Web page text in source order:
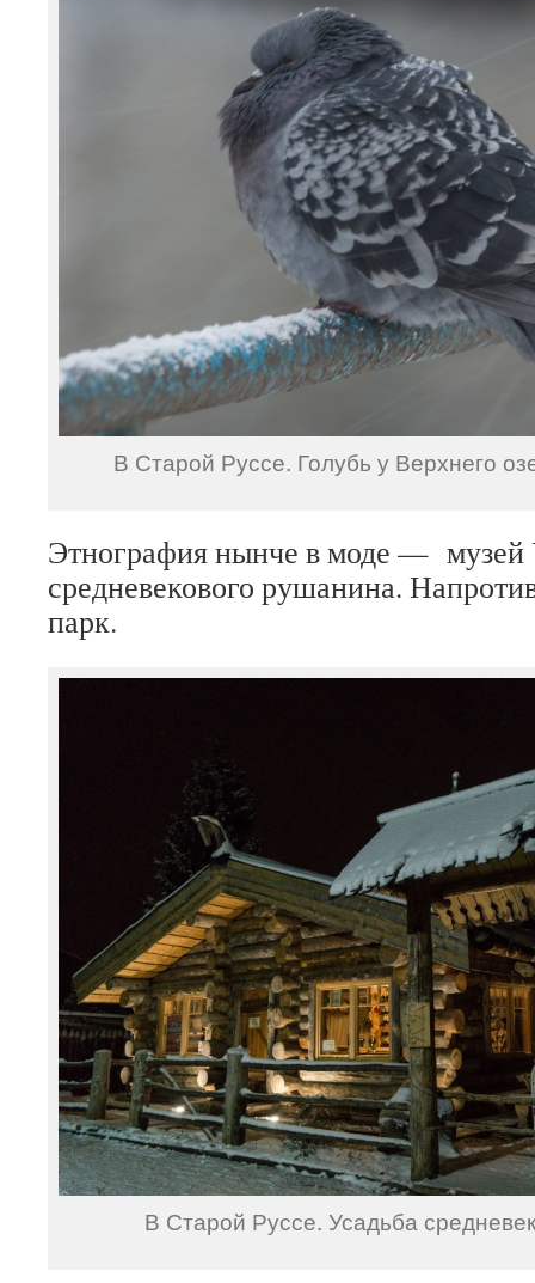
В Старой Руссе. Голубь у Верхнего
Этнография нынче в моде — музей
средневекового рушанина.
парк.
В Старой Руссе. Усадьба